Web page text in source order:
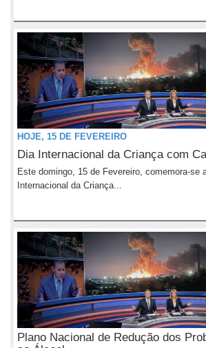
HOJE, 15 DE FEVEREIRO
Dia Internacional da Criança com
Este domingo, 15 de Fevereiro, comemora-se
Internacional da Criança...
Plano Nacional de Redução dos